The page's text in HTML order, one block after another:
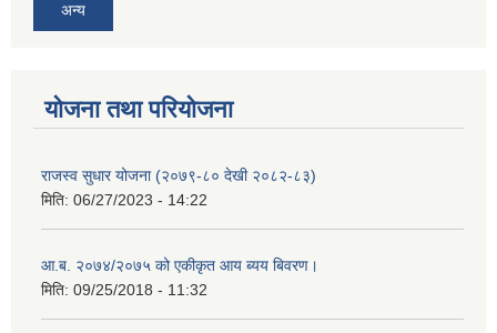
अन्य
योजना तथा परियोजना
राजस्व सुधार योजना (२०७९-८० देखी २०८२-८३)
मिति: 06/27/2023 - 14:22
आ.ब. २०७४/२०७५ को एकीकृत आय ब्यय बिवरण।
मिति: 09/25/2018 - 11:32